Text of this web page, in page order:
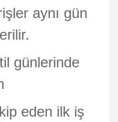
aynı gün
günlerinde
eden ilk iş